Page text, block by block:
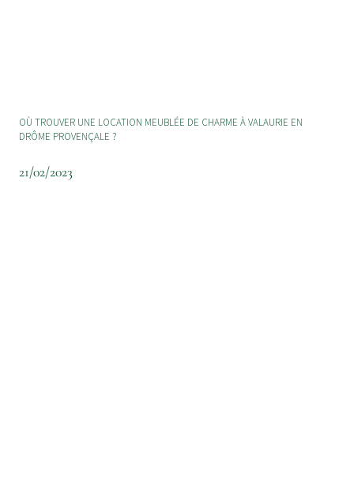
OÙ TROUVER UNE LOCATION MEUBLÉE DE CHARME À VALAURIE EN
DRÔME PROVENÇALE ?
21/02/2023